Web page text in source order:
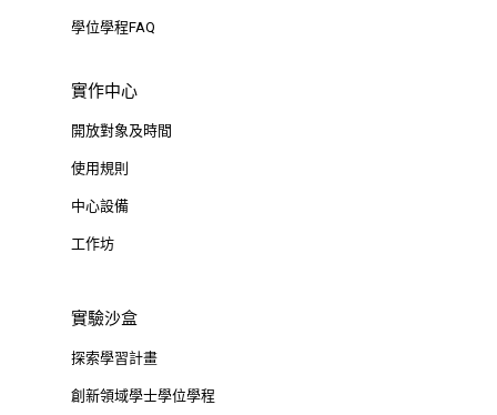
學位學程FAQ
實作中心
開放對象及時間
使用規則
中心設備
工作坊
實驗沙盒
探索學習計畫
創新領域學士學位學程